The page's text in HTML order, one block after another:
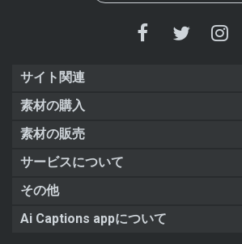
サイト関連
素材の購入
素材の販売
サービスについて
その他
Ai Captions appについて